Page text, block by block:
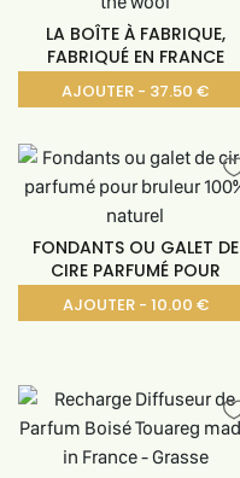
LA BOÎTE À FABRIQUE,
FABRIQUÉ EN FRANCE
AJOUTER - 37.50 €
FONDANTS OU GALET DE
CIRE PARFUMÉ POUR
AJOUTER - 10.00 €